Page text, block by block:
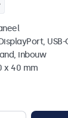
USB-
inbouw
x 40 mm